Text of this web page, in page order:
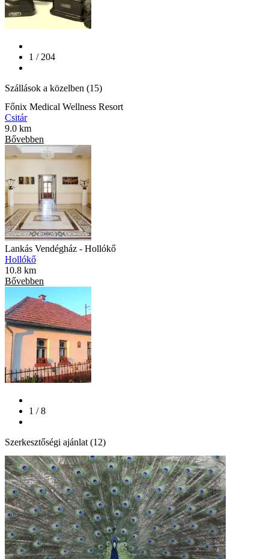
1 / 204
Szállások a közelben (15)
Főnix Medical Wellness Resort
Csitár
9.0 km
Bővebben
Lankás Vendégház - Hollókő
Hollókő
10.8 km
Bővebben
1 / 8
Szerkesztőségi ajánlat (12)